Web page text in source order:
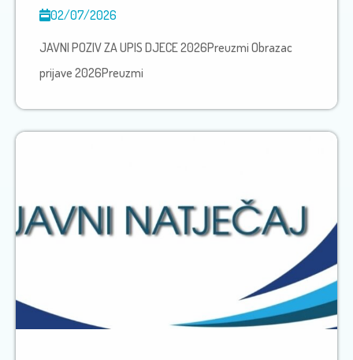
02/07/2026
JAVNI POZIV ZA UPIS DJECE 2026Preuzmi Obrazac
prijave 2026Preuzmi